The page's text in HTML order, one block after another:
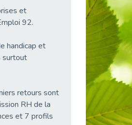
et
92.
handicap et
surtout
retours sont
RH de la
et 7 profils